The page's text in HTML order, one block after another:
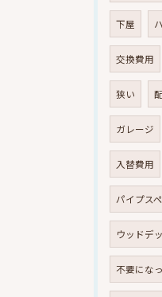
下屋
交換費用
狭い
ガレージ
入替費用
パイプス
ウッドデ
不要にな